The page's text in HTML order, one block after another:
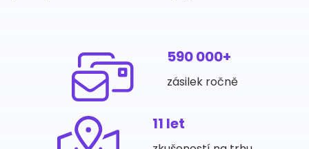
590 000+
zásilek ročně
11 let